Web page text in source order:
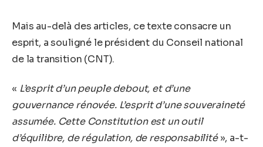
Mais au-delà des articles, ce texte consacre un
esprit, a souligné le président du Conseil national
de la transition (CNT).
« L’esprit d’un peuple debout, et d’une
gouvernance rénovée. L’esprit d’une souveraineté
assumée. Cette Constitution est un outil
d’équilibre, de régulation, de responsabilité», a-t-